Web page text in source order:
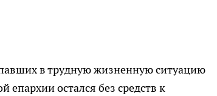
в трудную жизненную ситуацию
епархии остался без средств к